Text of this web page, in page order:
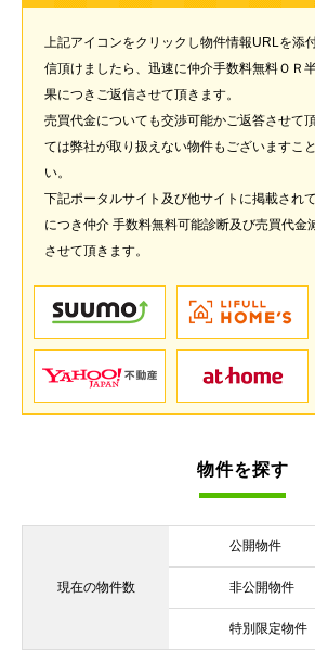
上記アイコンをクリックし物件情報URLを添
信頂けましたら、迅速に仲介手数料無料ＯＲ
果につきご返信させて頂きます。
売買代金についても交渉可能かご返答させて
ては弊社が取り扱えない物件もございますこ
い。
下記ポータルサイト及び他サイトに掲載され
につき仲介 手数料無料可能診断及び売買代金
させて頂きます。
物件を探す
現在の物件数
公開物件
非公開物件
特別限定物件